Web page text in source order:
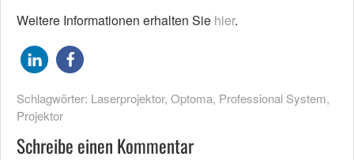
Weitere Informationen erhalten Sie hier.
Schlagwörter: Laserprojektor, Optoma, Professional System,
Projektor
Schreibe einen Kommentar